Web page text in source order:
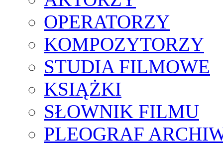
OPERATORZY
KOMPOZYTORZY
STUDIA FILMOWE
KSIĄŻKI
SŁOWNIK FILMU
PLEOGRAF